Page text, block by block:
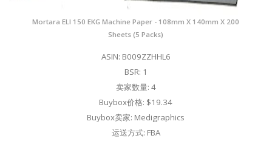
Mortara ELI 150 EKG Machine Paper - 108mm X 140mm X 200
Sheets (5 Packs)
ASIN: B009ZZHHL6
BSR: 1
卖家数量: 4
Buybox价格: $19.34
Buybox卖家: Medigraphics
运送方式: FBA